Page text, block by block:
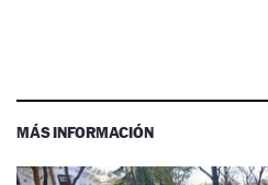
MÁS INFORMACIÓN